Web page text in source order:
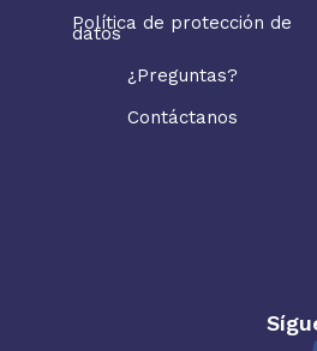
Política de protección de
datos
¿Preguntas?
Contáctanos